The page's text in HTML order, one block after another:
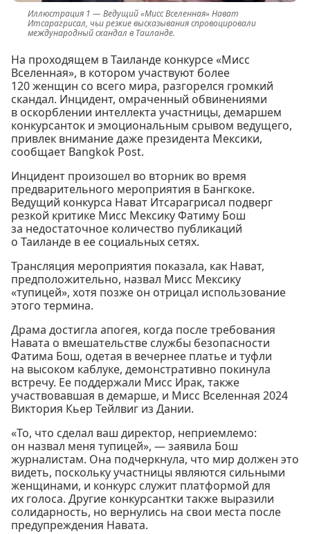
Ведущий «Мисс Вселенная» Нават
Итсарагрисал, чьи резкие высказывания спровоцировали
международный скандал в Таиланде.
На проходящем в Таиланде конкурсе «Мисс
Вселенная», в котором участвуют более
120 женщин со всего мира, разгорелся громкий
скандал. Инцидент, омраченный обвинениями
в оскорблении интеллекта участницы, демаршем
конкурсанток и эмоциональным срывом ведущего,
привлек внимание даже президента Мексики,
сообщает Bangkok Post.
Инцидент произошел во вторник во время
предварительного мероприятия в Бангкоке.
Ведущий конкурса Нават Итсарагрисал подверг
резкой критике Мисс Мексику Фатиму Бош
за недостаточное количество публикаций
о Таиланде в ее социальных сетях.
Трансляция мероприятия показала, как Нават,
предположительно, назвал Мисс Мексику
«тупицей», хотя позже он отрицал использование
этого термина.
Драма достигла апогея, когда после требования
Навата о вмешательстве службы безопасности
Фатима Бош, одетая в вечернее платье и туфли
на высоком каблуке, демонстративно покинула
встречу. Ее поддержали Мисс Ирак, также
участвовавшая в демарше, и Мисс Вселенная 2024
Виктория Кьер Тейлвиг из Дании.
«То, что сделал ваш директор, неприемлемо:
он назвал меня тупицей», — заявила Бош
журналистам. Она подчеркнула, что мир должен это
видеть, поскольку участницы являются сильными
женщинами, и конкурс служит платформой для
их голоса. Другие конкурсантки также выразили
солидарность, но вернулись на свои места после
предупреждения Навата.